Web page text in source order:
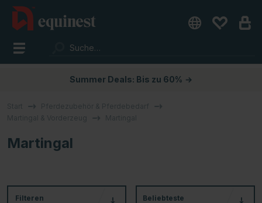
Summer Deals: Bis zu 60% →
Martingal
Filteren Beliebteste